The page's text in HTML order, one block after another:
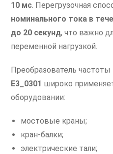
10 мс. Перегрузочная
номинального тока в
до 20 секунд, что важно
переменной нагрузкой.
Преобразователь частоты
E3_0301 широко
оборудовании:
мостовые краны;
кран-балки;
электрические тали;